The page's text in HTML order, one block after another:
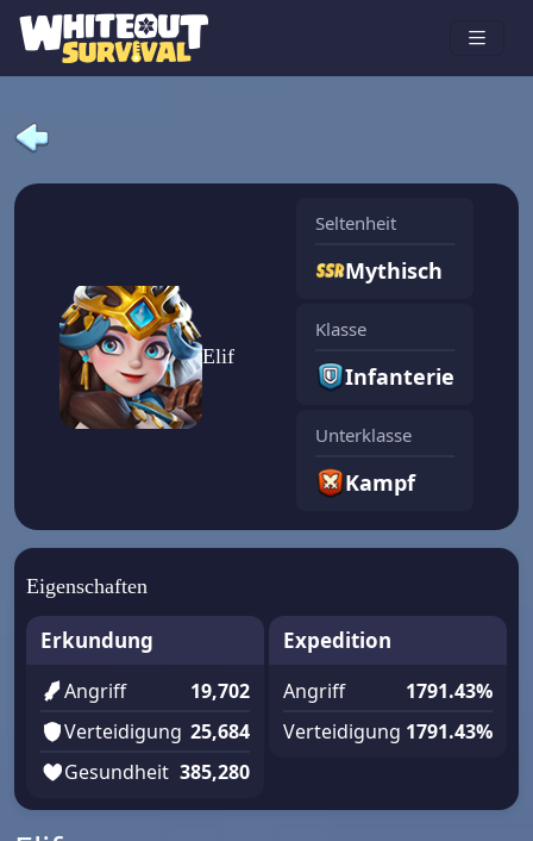
Elif
Seltenheit
Mythisch
Klasse
Infanterie
Unterklasse
Kampf
Eigenschaften
Erkundung
Angriff
19,702
Verteidigung 25,684
Gesundheit 385,280
Expedition
Angriff
1791.43%
Verteidigung 1791.43%